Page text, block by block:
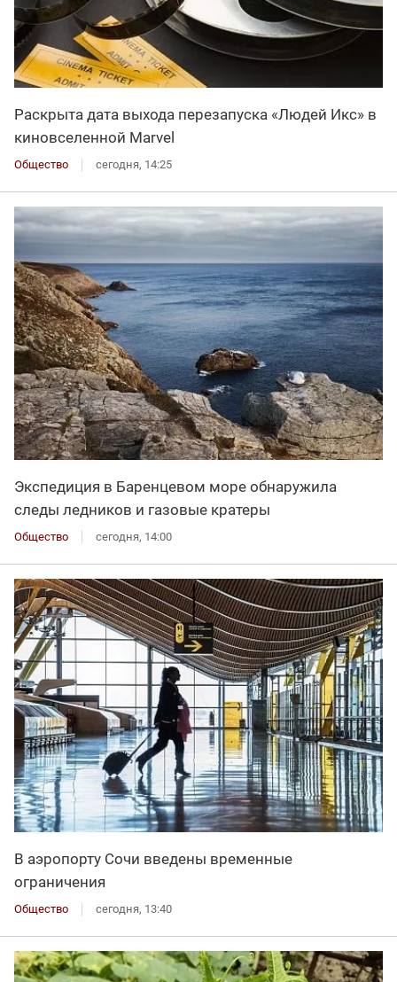
Раскрыта дата выхода перезапуска «Людей Икс» в
киновселенной Marvel
Общество сегодня, 14:25
Экспедиция в Баренцевом море обнаружила
следы ледников и газовые кратеры
Общество сегодня, 14:00
В аэропорту Сочи введены временные
ограничения
Общество сегодня, 13:40